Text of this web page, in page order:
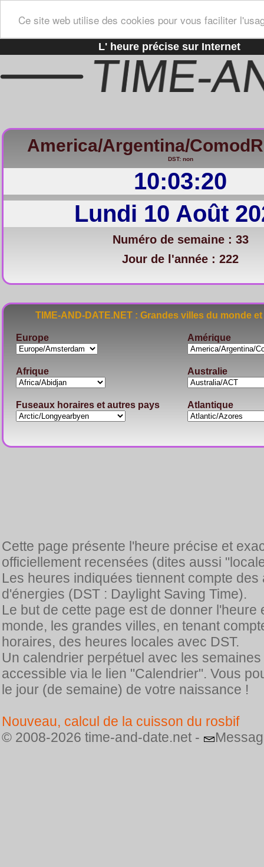
Ce site web utilise des cookies pour vous faciliter
L' heure précise sur Internet
America/Argentina/
DST: non
10:03:21
Lundi 10 Août
Numéro de semaine : 33
Jour de l'année : 222
TIME-AND-DATE.NET : Grandes villes du
Europe Amérique
Afrique Australie
Fuseaux horaires et autres pays Atlantique
Cette page présente l'heure précise et
officiellement recensées (dites aussi
Les heures indiquées tiennent compte
d'énergies (DST : Daylight Saving Time).
Le but de cette page est de donner
monde, les grandes villes, en tenant
horaires, des heures locales avec DST.
Un calendrier perpétuel avec les
accessible via le lien "Calendrier". Vous
le jour (de semaine) de votre naissance !
Nouveau, calcul de la cuisson du rosbif
© 2008-2026 time-and-date.net -